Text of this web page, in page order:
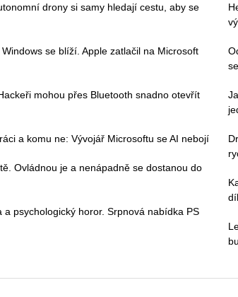
drony si samy hledají cestu, aby se
se blíží. Apple zatlačil na Microsoft
mohou přes Bluetooth snadno otevřít
a komu ne: Vývojář Microsoftu se AI nebojí
Ovládnou je a nenápadně se dostanou do
psychologický horor. Srpnová nabídka PS